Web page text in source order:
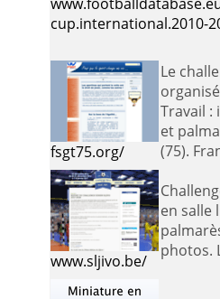
cup.international.2010-
fsgt75.org/
Le
Travail
et
(75).
www.sljivo.be/
Challenge
en salle
photos.